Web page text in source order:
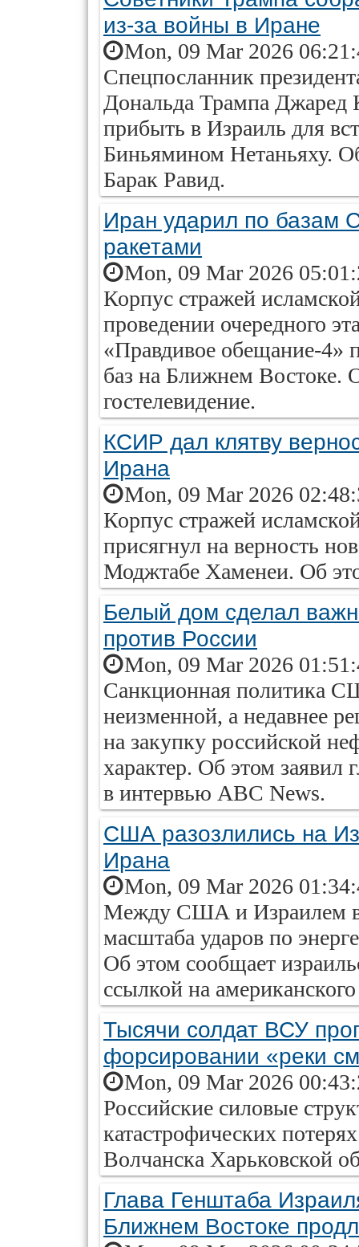
из-за войны в Иране
Mon, 09 Mar 2026
Спецпосланник
Дональда Трампа
прибыть в Израиль для
Биньямином Нетаньяху.
Барак Равид.
Иран ударил по базам
ракетами
Mon, 09 Mar 2026
Корпус стражей
проведении очередного
«Правдивое обещание-4»
баз на Ближнем Востоке.
гостелевидение.
КСИР дал клятву
Ирана
Mon, 09 Mar 2026
Корпус стражей
присягнул на верность
Моджтабе Хаменеи. Об
Белый дом сделал
против России
Mon, 09 Mar 2026
Санкционная политика
неизменной, а недавнее
на закупку российской
характер. Об этом
в интервью ABC News.
США разозлились на
Ирана
Mon, 09 Mar 2026
Между США и Израилем
масштаба ударов по
Об этом сообщает
ссылкой на
Тысячи солдат ВСУ
форсировании «реки
Mon, 09 Mar 2026
Российские силовые
катастрофических
Волчанска Харьковской
Глава Генштаба
Ближнем Востоке